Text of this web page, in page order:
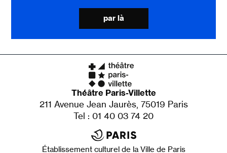
par là
Théâtre Paris-Villette
211 Avenue Jean Jaurès, 75019 Paris
Tel : 01 40 03 74 20
Établissement culturel de la Ville de Paris